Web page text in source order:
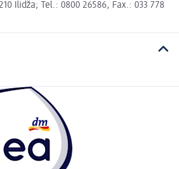
Ilidža; Tel.: 0800 26586, Fax.: 033 778